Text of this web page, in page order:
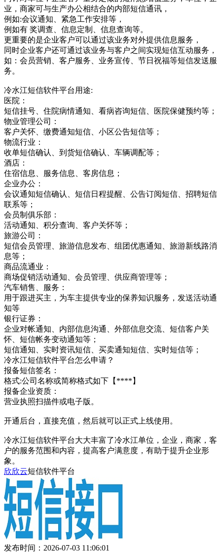
业，商家可与生产办公相结合的内部短信通讯，
例如:会议通知、紧急工作安排等，
例如有 奖调查、信息定制、信息查询等。
更重要的是企业客户可以通过该业务对外提供信息服务，
同时企业客户还可通过该业务与客户之间实现短信互动服务，
如：会员营销、客户服务、业务宣传、节日祝福等短信发送服
务。
冷水江短信软件平台用途:
医院：
短信挂号、住院病情通知、看病咨询短信、医院保健预约等；
物业管理公司：
客户关怀、缴费通知短信、小区公告短信等；
物流行业：
收单短信确认、到货短信确认、车辆调配等；
酒店：
住宿信息、服务信息、客房信息；
企业办公：
会议通知短信确认、短信日程提醒、公告订阅短信、招聘短信
联系等；
会员制俱乐部：
活动通知、积分查询、客户关怀等；
旅游公司：
短信会员管理、旅游信息发布、组团优惠通知、旅游新线路消
息等；
商品流通业：
商场促销活动通知、会员管理、供应商管理等；
汽车销售、服务：
用于跟进买主，为车主提供专业的保养知识服务，发送活动通
知等
银行证券：
企业对帐通知、内部信息沟通、外部信息交流、短信客户关
怀、短信帐务变动通知等；
短信通知、实时资讯短信、买卖通知短信、实时短信等；
冷水江短信软件平台怎么申请？
报备短信签名：
格式:公司名称或简称格式如下【****】
报备企业资质：
营业执照扫描件或电子版。
开通后台，直接充值，然后就可以正式上线使用。
冷水江短信软件平台大大丰富了冷水江单位，企业，商家，客
户的服务范围和内容，提高客户满意度，有助于提升企业形
象。
欣欣云短信软件平台
发布时间：2026-07-03 11:06:01